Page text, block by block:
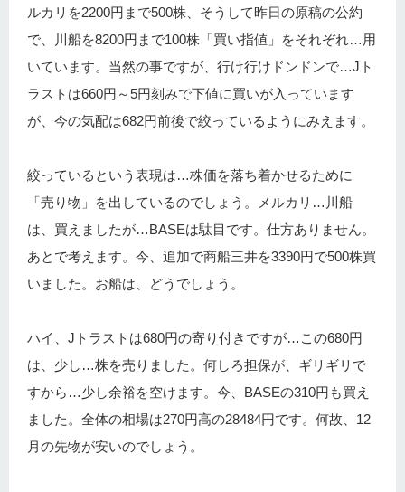
ルカリを2200円まで500株、そうして昨日の原稿の公約
で、川船を8200円まで100株「買い指値」をそれぞれ…用
いています。当然の事ですが、行け行けドンドンで…Jト
ラストは660円～5円刻みで下値に買いが入っています
が、今の気配は682円前後で絞っているようにみえます。
絞っているという表現は…株価を落ち着かせるために
「売り物」を出しているのでしょう。メルカリ…川船
は、買えましたが…BASEは駄目です。仕方ありません。
あとで考えます。今、追加で商船三井を3390円で500株買
いました。お船は、どうでしょう。
ハイ、Jトラストは680円の寄り付きですが…この680円
は、少し…株を売りました。何しろ担保が、ギリギリで
すから…少し余裕を空けます。今、BASEの310円も買え
ました。全体の相場は270円高の28484円です。何故、12
月の先物が安いのでしょう。